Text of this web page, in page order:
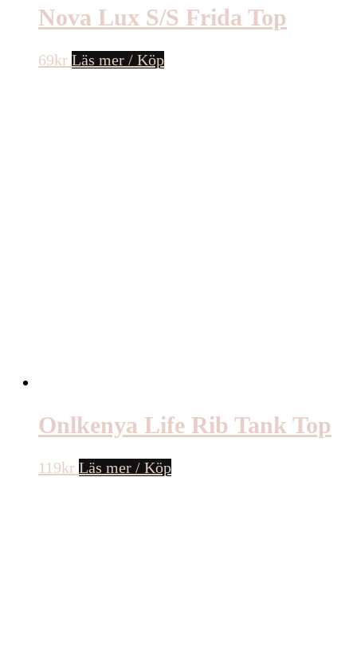
Nova Lux S/S Frida Top
69kr Läs mer / Köp
Onlkenya Life Rib Tank Top
119kr Läs mer / Köp